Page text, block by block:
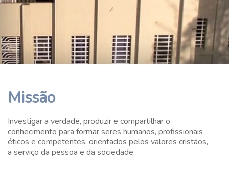
Missão
Investigar a verdade, produzir e compartilhar o
conhecimento para formar seres humanos, profissionais
éticos e competentes, orientados pelos valores cristãos,
a serviço da pessoa e da sociedade.